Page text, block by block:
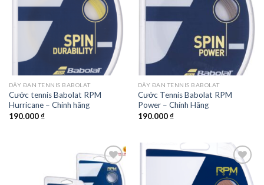
DÂY ĐAN TENNIS BABOLAT
Cước tennis Babolat RPM
Hurricane – Chính hãng
190.000₫
DÂY ĐAN TENNIS BABOLAT
Cước Tennis Babolat RPM
Power – Chính Hãng
190.000₫
Add to
wishlist
Add to
wishlist